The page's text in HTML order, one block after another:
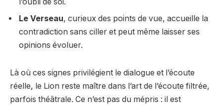
Le Verseau, curieux des points de vue, accueille la
contradiction sans ciller et peut même laisser ses
opinions évoluer.
Là où ces signes privilégient le dialogue et l’écoute
réelle, le Lion reste maître dans l’art de l’écoute filtrée,
parfois théâtrale. Ce n’est pas du mépris : il est